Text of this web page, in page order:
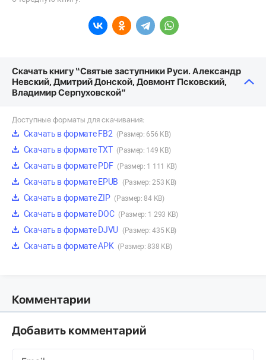
Скачать книгу “Святые заступники Руси. Александр
Невский, Дмитрий Донской, Довмонт Псковский,
Владимир Серпуховской”
Доступные форматы для скачивания:
Скачать в формате FB2 (Размер: 656 KB)
Скачать в формате TXT (Размер: 149 KB)
Скачать в формате PDF (Размер: 1 111 KB)
Скачать в формате EPUB (Размер: 253 KB)
Скачать в формате ZIP (Размер: 84 KB)
Скачать в формате DOC (Размер: 1 293 KB)
Скачать в формате DJVU (Размер: 435 KB)
Скачать в формате APK (Размер: 838 KB)
Комментарии
Добавить комментарий